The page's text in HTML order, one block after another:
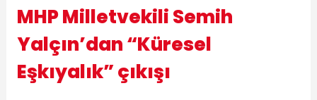
MHP Milletvekili Semih
Yalçın’dan “Küresel
Eşkıyalık” çıkışı